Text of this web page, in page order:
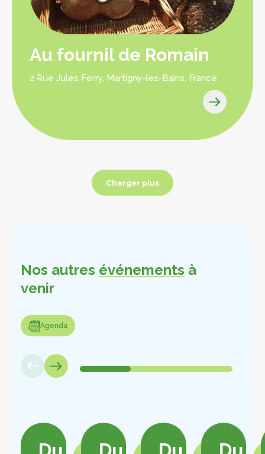
Au fournil de Romain
2 Rue Jules Ferry, Martigny-les-Bains, France
Charger plus
Nos autres événements à
venir
Agenda